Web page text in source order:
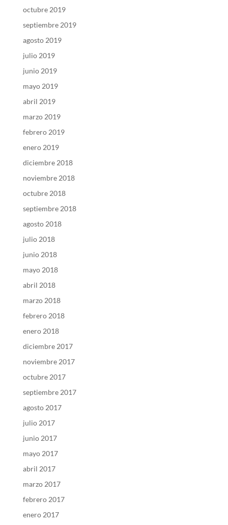
octubre 2019
septiembre 2019
agosto 2019
julio 2019
junio 2019
mayo 2019
abril 2019
marzo 2019
febrero 2019
enero 2019
diciembre 2018
noviembre 2018
octubre 2018
septiembre 2018
agosto 2018
julio 2018
junio 2018
mayo 2018
abril 2018
marzo 2018
febrero 2018
enero 2018
diciembre 2017
noviembre 2017
octubre 2017
septiembre 2017
agosto 2017
julio 2017
junio 2017
mayo 2017
abril 2017
marzo 2017
febrero 2017
enero 2017